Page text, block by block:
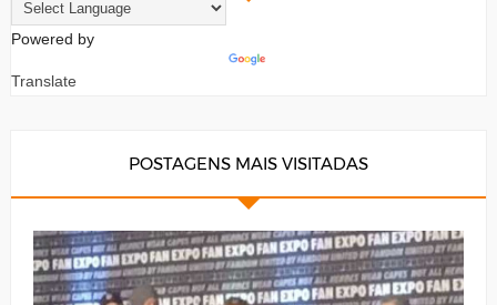
Powered by
Translate
POSTAGENS MAIS VISITADAS